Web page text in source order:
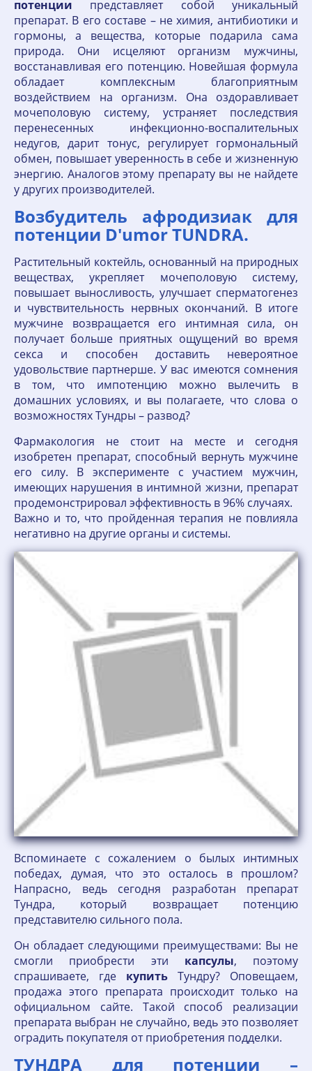
потенции представляет собой уникальный
препарат. В его составе – не химия, антибиотики и
гормоны, а вещества, которые подарила сама
природа. Они исцеляют организм мужчины,
восстанавливая его потенцию. Новейшая формула
обладает комплексным благоприятным
воздействием на организм. Она оздоравливает
мочеполовую систему, устраняет последствия
перенесенных инфекционно-воспалительных
недугов, дарит тонус, регулирует гормональный
обмен, повышает уверенность в себе и жизненную
энергию. Аналогов этому препарату вы не найдете
у других производителей.
Возбудитель афродизиак для
потенции D'umor TUNDRA.
Растительный коктейль, основанный на природных
веществах, укрепляет мочеполовую систему,
повышает выносливость, улучшает сперматогенез
и чувствительность нервных окончаний. В итоге
мужчине возвращается его интимная сила, он
получает больше приятных ощущений во время
секса и способен доставить невероятное
удовольствие партнерше. У вас имеются сомнения
в том, что импотенцию можно вылечить в
домашних условиях, и вы полагаете, что слова о
возможностях Тундры – развод?
Фармакология не стоит на месте и сегодня
изобретен препарат, способный вернуть мужчине
его силу. В эксперименте с участием мужчин,
имеющих нарушения в интимной жизни, препарат
продемонстрировал эффективность в 96% случаях.
Важно и то, что пройденная терапия не повлияла
негативно на другие органы и системы.
Вспоминаете с сожалением о былых интимных
победах, думая, что это осталось в прошлом?
Напрасно, ведь сегодня разработан препарат
Тундра, который возвращает потенцию
представителю сильного пола.
Он обладает следующими преимуществами: Вы не
смогли приобрести эти капсулы, поэтому
спрашиваете, где купить Тундру? Оповещаем,
продажа этого препарата происходит только на
официальном сайте. Такой способ реализации
препарата выбран не случайно, ведь это позволяет
оградить покупателя от приобретения подделки.
ТУНДРА для потенции –